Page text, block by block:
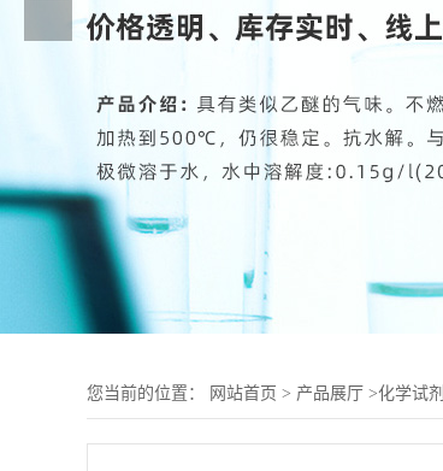
您当前的位置： 网站首页 > 产品展厅 >化学试剂